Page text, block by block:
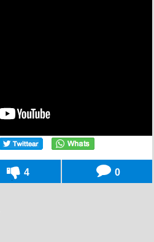
4 0